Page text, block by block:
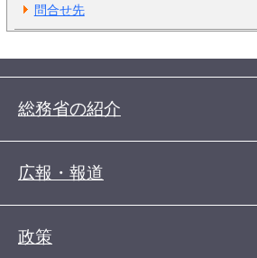
問合せ先
総務省の紹介
広報・報道
政策